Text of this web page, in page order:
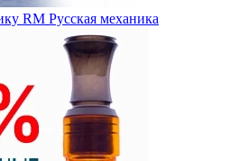
RM Русская механика